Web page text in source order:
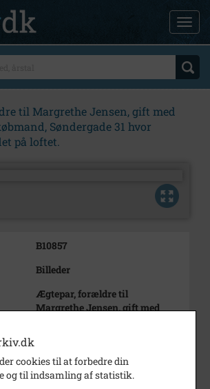
til Margrethe Jensen, gift med
Søndergade 31 hvor
på loftet.
B10857
Billeder
Ægtepar, forældre til
Margrethe Jensen, gift med
1890 - 1915
cookies til at forbedre din
og til indsamling af statistik.